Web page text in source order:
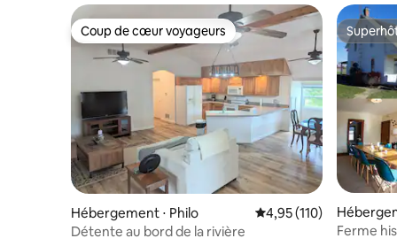
Coup de cœur voyageurs
Coup de cœur voyageurs
Hébergement ⋅ Philo Évaluation moyenne
4,95 (110)
Détente au bord de la rivière
Ferme